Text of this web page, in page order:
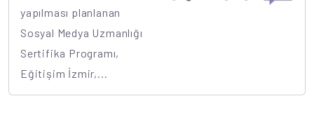
yapılması planlanan
Sosyal Medya Uzmanlığı
Sertifika Programı,
Eğitişim İzmir,...